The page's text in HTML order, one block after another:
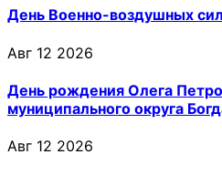
День Военно-воздушных сил
Авг 12 2026
День рождения Олега
муниципального округа
Авг 12 2026